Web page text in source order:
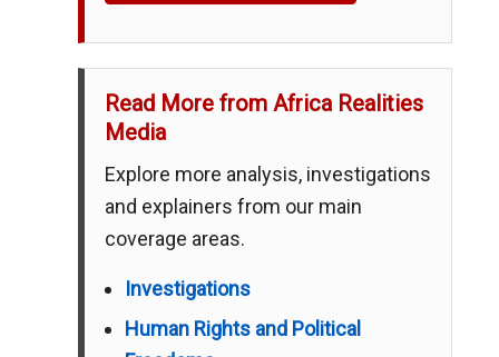
Read More from Africa Realities
Media
Explore more analysis, investigations
and explainers from our main
coverage areas.
Investigations
Human Rights and Political